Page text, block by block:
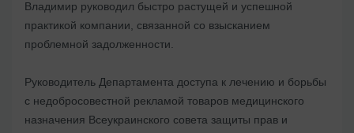
Владимир руководил быстро растущей и успешной
практикой компании, связанной со взысканием
проблемной задолженности.
Руководитель Департамента доступа к лечению и борьбы
с недобросовестной рекламой товаров медицинского
назначения Всеукраинского совета защиты прав и